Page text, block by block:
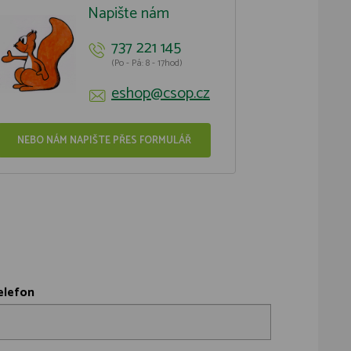
Napište nám
737 221 145
(Po - Pá: 8 - 17hod)
eshop@csop.cz
NEBO NÁM NAPIŠTE PŘES FORMULÁŘ